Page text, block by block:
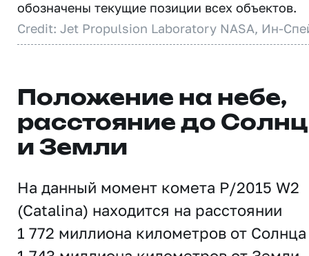
обозначены текущие позиции всех объектов.
Credit: Jet Propulsion Laboratory NASA, Ин-
Положение на небе,
расстояние до
и Земли
На данный момент комета P/2015 W2
(Catalina) находится на расстоянии
1 772 миллиона километров от